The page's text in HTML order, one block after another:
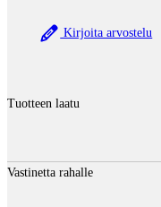
Kirjoita arvostelu
Tuotteen laatu
Vastinetta rahalle